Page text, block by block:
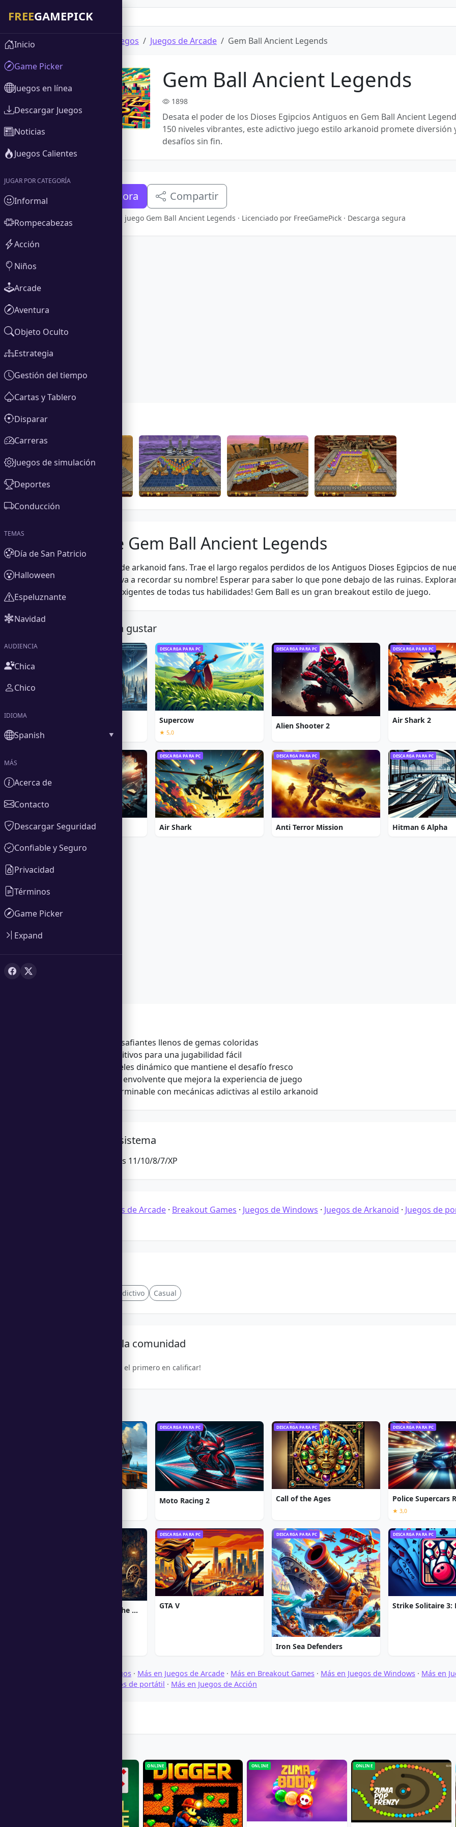
Descargar Juegos Juegos de Arcade Gem Ball Ancient Legends
Gem Ball Ancient Legends
1898
Desata el poder de los Dioses Egipcios Antiguos en Gem Ball Ancient
150 niveles vibrantes, este adictivo juego estilo arkanoid promete diversión
desafíos sin fin.
Descargar ahora Compartir
Versión completa del juego Gem Ball Ancient Legends · Licenciado por FreeGamePick · Descarga segura
Acerca de Gem Ball Ancient Legends
Debe tener juego de arkanoid fans. Trae el largo regalos perdidos de los Antiguos Dioses Egipcios de
gente y el mundo va a recordar su nombre! Esperar para saber lo que pone debajo de las ruinas.
coloridos niveles exigentes de todas tus habilidades! Gem Ball es un gran breakout estilo de juego.
También te podría gustar
★ 5,0
DESCARGA PARA PC
Supercow
★ 5,0
DESCARGA PARA PC
Alien Shooter 2
DESCARGA PARA PC
Air Shark 2
Absolute Survival
DESCARGA PARA PC
Air Shark
DESCARGA PARA PC
Anti Terror Mission
DESCARGA PARA PC
Hitman 6 Alpha
150 niveles desafiantes llenos de gemas coloridas
Controles intuitivos para una jugabilidad fácil
Diseño de niveles dinámico que mantiene el desafío fresco
Banda sonora envolvente que mejora la experiencia de juego
Diversión interminable con mecánicas adictivas al estilo arkanoid
Requisitos del sistema
Microsoft Windows 11/10/8/7/XP
Juegos de Arcade · Breakout Games · Juegos de Windows · Juegos de Arkanoid · Juegos de
Adictivo Casual
Calificación de la comunidad
¡Sé el primero en calificar!
DESCARGA PARA PC
Moto Racing 2
DESCARGA PARA PC
Call of the Ages
DESCARGA PARA PC
Police Supercars
★ 3,0
Chronicles of Albian: The Magic Convention
DESCARGA PARA PC
GTA V
DESCARGA PARA PC
Iron Sea Defenders
DESCARGA PARA PC
Explorar Descargar Juegos · Más en Juegos de Arcade · Más en Breakout Games · Más en Juegos de Windows · Más en
Más en Juegos de portátil · Más en Juegos de Acción
ONLINE ONLINE ONLINE
Inicio
Game Picker
Juegos en línea
Descargar Juegos
Noticias
Juegos Calientes
JUGAR POR CATEGORÍA
Informal
Rompecabezas
Acción
Niños
Arcade
Aventura
Objeto Oculto
Estrategia
Gestión del tiempo
Cartas y Tablero
Disparar
Carreras
Juegos de simulación
Deportes
Conducción
TEMAS
Día de San Patricio
Halloween
Espeluznante
Navidad
AUDIENCIA
Chica
Chico
IDIOMA
Spanish
MÁS
Acerca de
Contacto
Descargar Seguridad
Confiable y Seguro
Privacidad
Términos
Game Picker
Expand